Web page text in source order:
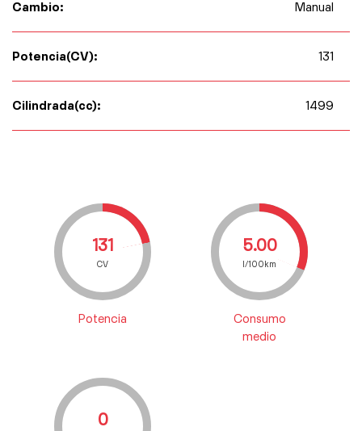
Cambio: Manual
Potencia(CV): 131
Cilindrada(cc): 1499
131
CV
Potencia
5.00
l/100km
Consumo
medio
0